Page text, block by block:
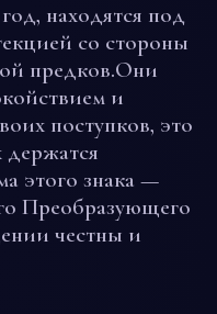
находятся под
со стороны
предков.Они
и
поступков, это
держатся
этого знака —
Преобразующего
честны и